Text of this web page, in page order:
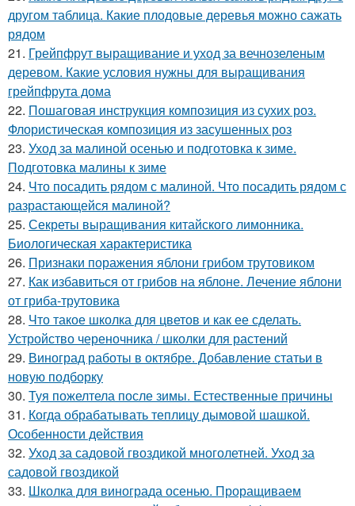
другом таблица. Какие плодовые деревья можно сажать
рядом
21. Грейпфрут выращивание и уход за вечнозеленым
деревом. Какие условия нужны для выращивания
грейпфрута дома
22. Пошаговая инструкция композиция из сухих роз.
Флористическая композиция из засушенных роз
23. Уход за малиной осенью и подготовка к зиме.
Подготовка малины к зиме
24. Что посадить рядом с малиной. Что посадить рядом с
разрастающейся малиной?
25. Секреты выращивания китайского лимонника.
Биологическая характеристика
26. Признаки поражения яблони грибом трутовиком
27. Как избавиться от грибов на яблоне. Лечение яблони
от гриба-трутовика
28. Что такое школка для цветов и как ее сделать.
Устройство череночника / школки для растений
29. Виноград работы в октябре. Добавление статьи в
новую подборку
30. Туя пожелтела после зимы. Естественные причины
31. Когда обрабатывать теплицу дымовой шашкой.
Особенности действия
32. Уход за садовой гвоздикой многолетней. Уход за
садовой гвоздикой
33. Школка для винограда осенью. Проращиваем